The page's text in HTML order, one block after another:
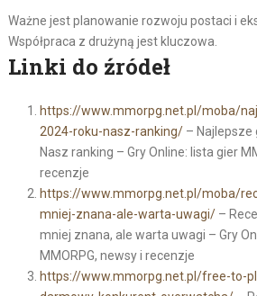
Ważne jest planowanie rozwoju postaci i
Współpraca z drużyną jest kluczowa.
Linki do źródeł
https://www.mmorpg.net.pl/moba/
2024-roku-nasz-ranking/– Najlepsze
Nasz ranking – Gry Online: lista gier
recenzje
https://www.mmorpg.net.pl/moba/
mniej-znana-ale-warta-uwagi/–
mniej znana, ale warta uwagi – Gry
MMORPG, newsy i recenzje
https://www.mmorpg.net.pl/free-to-